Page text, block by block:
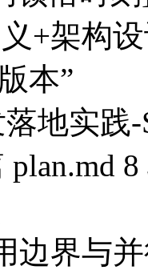
+架构
本”
地实践
边界与